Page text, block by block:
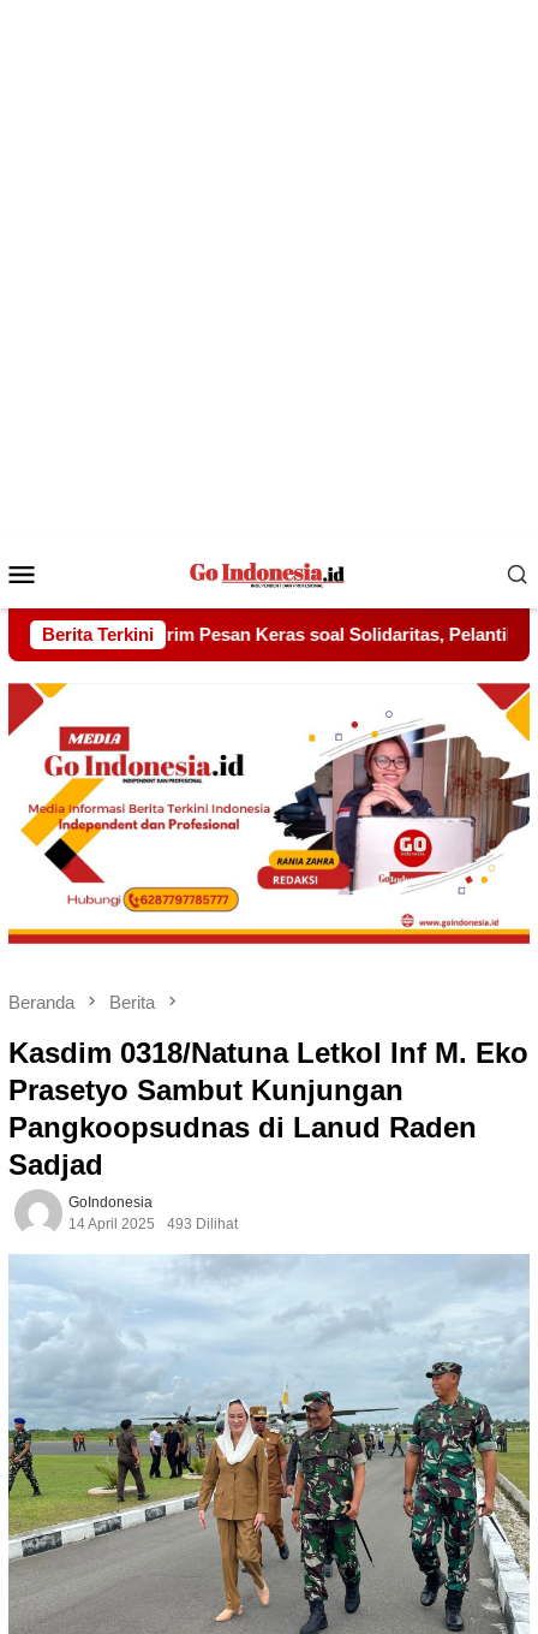
Mobile
Berita Terkini
Solidaritas, Pelantikan Sambang Gagak Hitam Jadi Sinyal
Beranda Berita
Kasdim 0318/Natuna Letkol Inf M. Eko
Prasetyo Sambut Kunjungan
Pangkoopsudnas di Lanud Raden
Sadjad
GoIndonesia
14 April 2025
493 Dilihat